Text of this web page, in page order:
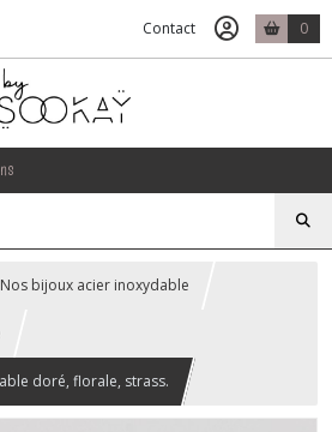
Contact 0
Nos bijoux acier inoxydable
doré, florale, strass.